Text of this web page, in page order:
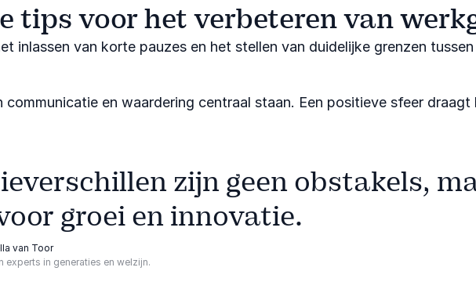
tips voor het verbeteren van
inlassen van korte pauzes en het stellen van duidelijke grenzen
en waardering centraal staan. Een positieve sfeer
zijn geen obstakels,
groei en innovatie.
van Toor
experts in generaties en welzijn.